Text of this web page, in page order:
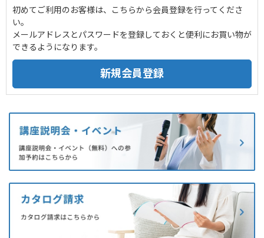
初めてご利用のお客様は、こちらから会員登録を行ってくださ
い。
メールアドレスとパスワードを登録しておくと便利にお買い物が
できるようになります。